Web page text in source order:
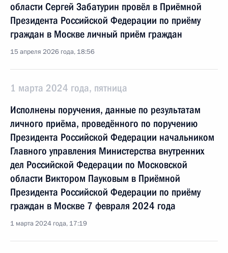
области Сергей Забатурин провёл в Приёмной
Президента Российской Федерации по приёму
граждан в Москве личный приём граждан
15 апреля 2026 года, 18:56
1 марта 2024 года, пятница
Исполнены поручения, данные по результатам
личного приёма, проведённого по поручению
Президента Российской Федерации начальником
Главного управления Министерства внутренних
дел Российской Федерации по Московской
области Виктором Пауковым в Приёмной
Президента Российской Федерации по приёму
граждан в Москве 7 февраля 2024 года
1 марта 2024 года, 17:19